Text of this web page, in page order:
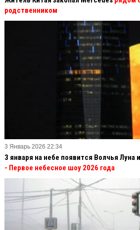
родственником
3 Январь 2026 22:34
3 января на небе появится Волчья
- Первое небесное шоу 2026 года